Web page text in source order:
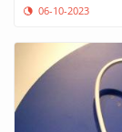
06-10-2023